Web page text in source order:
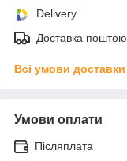
Delivery
Доставка поштою
Всі умови доставки
Умови оплати
Післяплата